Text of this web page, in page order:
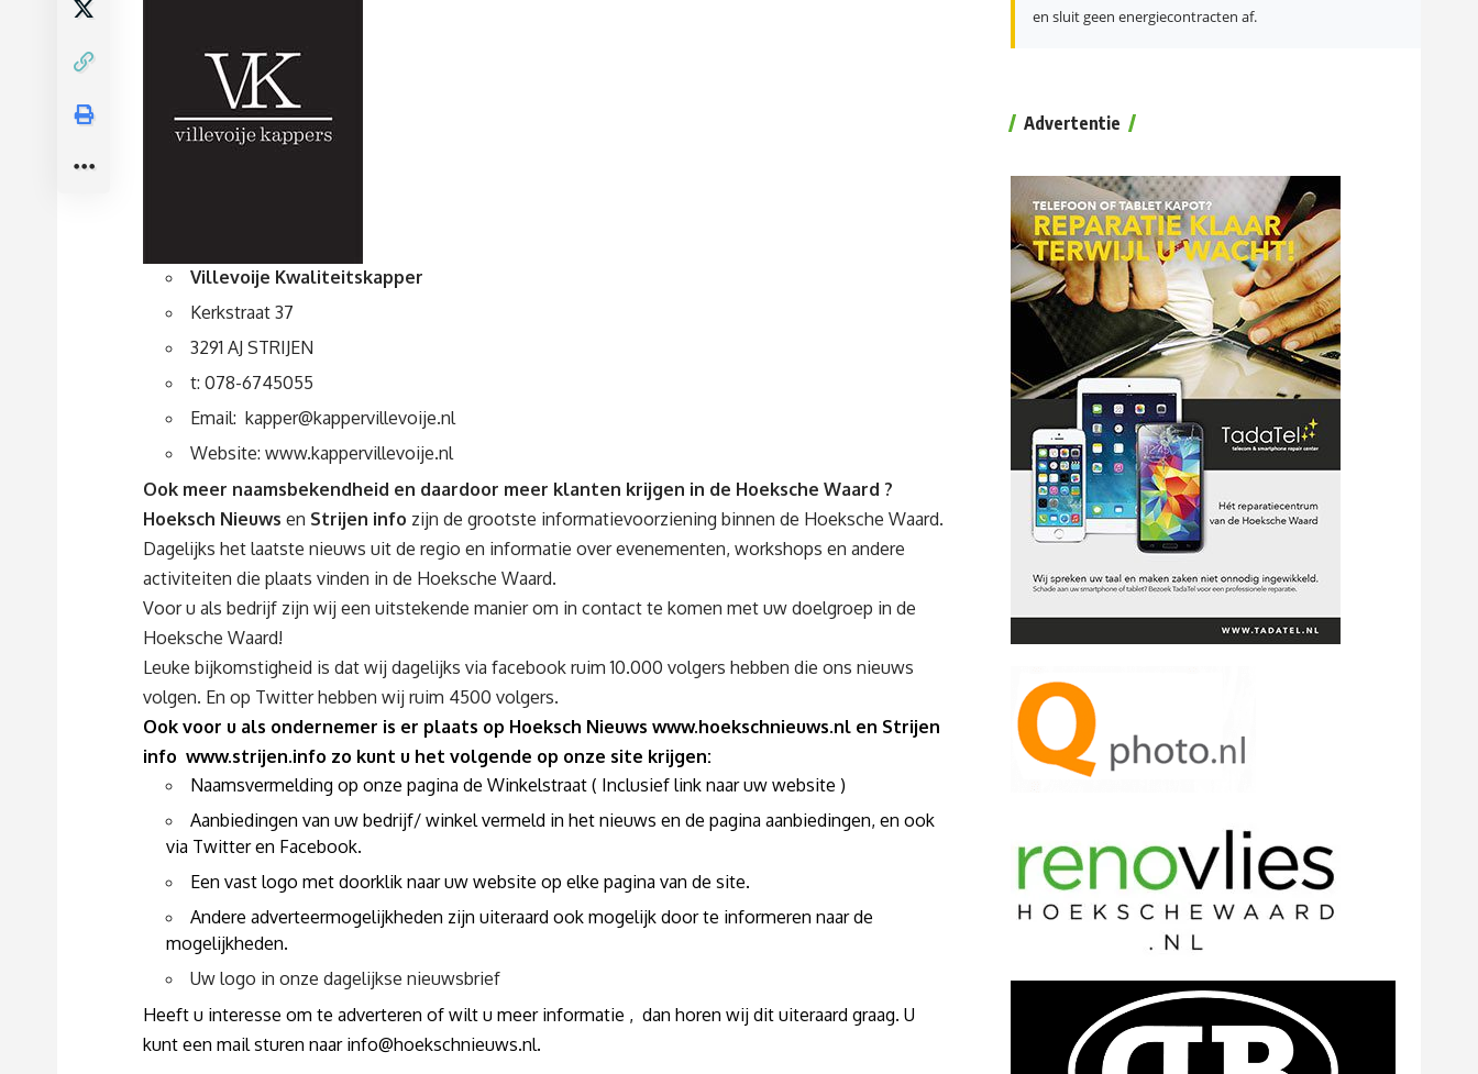
Villevoije Kwaliteitskapper
Kerkstraat 37
3291 AJ STRIJEN
t: 078-6745055
Email: kapper@kappervillevoije.nl
Website: www.kappervillevoije.nl
Ook meer naamsbekendheid en daardoor meer klanten krijgen in de Hoeksche Waard ?
Hoeksch Nieuws en Strijen info zijn de grootste informatievoorziening binnen de Hoeksche Waard.
Dagelijks het laatste nieuws uit de regio en informatie over evenementen, workshops en andere
activiteiten die plaats vinden in de Hoeksche Waard.
Voor u als bedrijf zijn wij een uitstekende manier om in contact te komen met uw doelgroep in de
Hoeksche Waard!
Leuke bijkomstigheid is dat wij dagelijks via facebook ruim 10.000 volgers hebben die ons nieuws
volgen. En op Twitter hebben wij ruim 4500 volgers.
Ook voor u als ondernemer is er plaats op Hoeksch Nieuws www.hoekschnieuws.nl en Strijen
info www.strijen.info zo kunt u het volgende op onze site krijgen:
Naamsvermelding op onze pagina de Winkelstraat ( Inclusief link naar uw website )
Aanbiedingen van uw bedrijf/ winkel vermeld in het nieuws en de pagina aanbiedingen, en ook
via Twitter en Facebook.
Een vast logo met doorklik naar uw website op elke pagina van de site.
Andere adverteermogelijkheden zijn uiteraard ook mogelijk door te informeren naar de
mogelijkheden.
Uw logo in onze dagelijkse nieuwsbrief
Heeft u interesse om te adverteren of wilt u meer informatie , dan horen wij dit uiteraard graag. U
kunt een mail sturen naar info@hoekschnieuws.nl.
en sluit geen energiecontracten af.
Advertentie